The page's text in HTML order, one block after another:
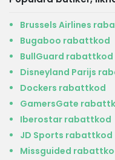
Brussels Airlines
Bugaboo rabattkod
BullGuard rabattkod
Disneyland Parijs
Dockers rabattkod
GamersGate
Iberostar rabattkod
JD Sports rabattkod
Missguided